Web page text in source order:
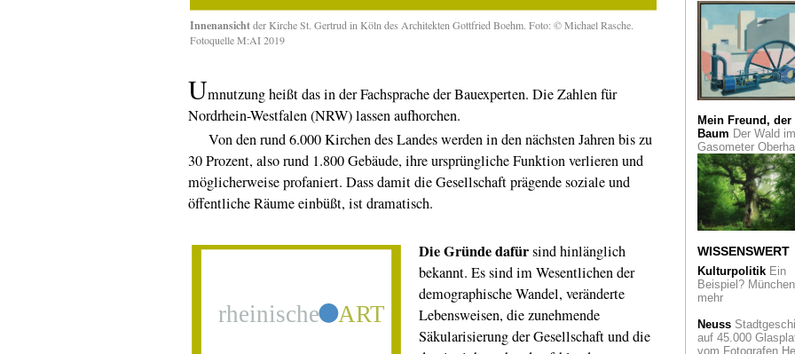
Innenansichtder Kirche St. Gertrud in Köln des Architekten Gottfried Boehm. Foto: © Michael Rasche.
Fotoquelle M:AI 2019
Umnutzung heißt das in der Fachsprache der Bauexperten. Die Zahlen für
Nordrhein-Westfalen (NRW) lassen aufhorchen.
Von den rund 6.000 Kirchen des Landes werden in den nächsten Jahren bis zu
30 Prozent, also rund 1.800 Gebäude, ihre ursprüngliche Funktion verlieren und
möglicherweise profaniert. Dass damit die Gesellschaft prägende soziale und
öffentliche Räume einbüßt, ist dramatisch.
Die Gründedafürsind hinlänglich
bekannt. Es sind im Wesentlichen der
demographische Wandel, veränderte
Lebensweisen, die zunehmende
Säkularisierung der Gesellschaft und die
Tanning
Jainismus
in der
Miniaturmalerei.
Kölner
Joest-Museum
auf Heilige und
Cortés in Mexiko
Rautenstrauch Joest
Museum blickt auf
postkoloniale
China Insight
Historische Fotos
den
von Henri Cartier-
Bresson
Quadrat Bottrop
Frühwerke des
Jacques
"Vater der
Mein Freund, der
Baum Der Wald im
Gasometer
WISSENSWERT
KulturpolitikEin
Beispiel?
mehr
Neuss
auf 45.000
vom Fotografen